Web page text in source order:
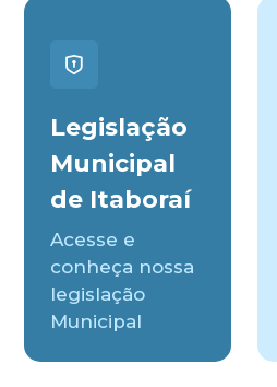
Legislação
Municipal
de Itaboraí
Acesse e
conheça nossa
legislação
Municipal